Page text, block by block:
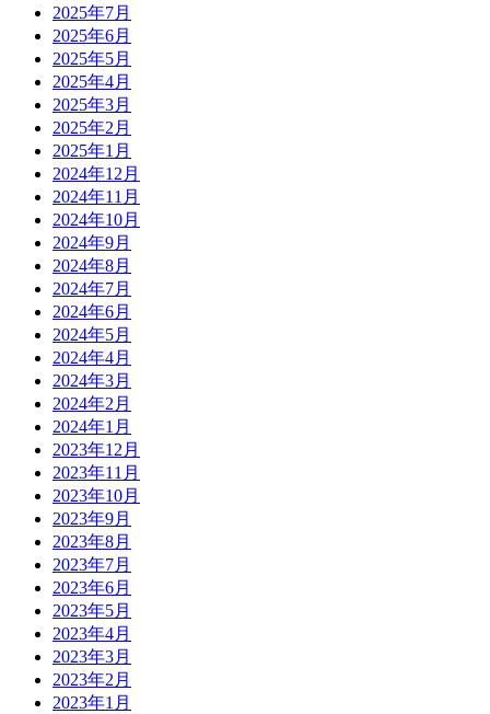
2025年7月
2025年6月
2025年5月
2025年4月
2025年3月
2025年2月
2025年1月
2024年12月
2024年11月
2024年10月
2024年9月
2024年8月
2024年7月
2024年6月
2024年5月
2024年4月
2024年3月
2024年2月
2024年1月
2023年12月
2023年11月
2023年10月
2023年9月
2023年8月
2023年7月
2023年6月
2023年5月
2023年4月
2023年3月
2023年2月
2023年1月